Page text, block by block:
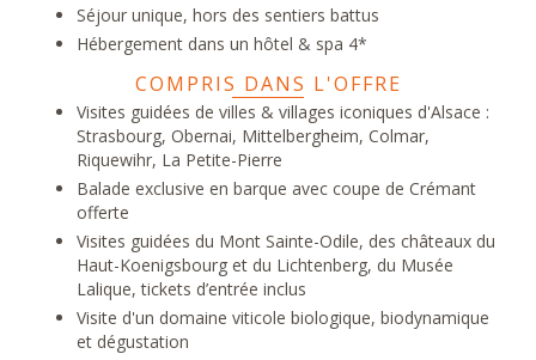
Séjour unique, hors des sentiers battus
Hébergement dans un hôtel & spa 4*
COMPRIS DANS L'OFFRE
Visites guidées de villes & villages iconiques d'Alsace :
Strasbourg, Obernai, Mittelbergheim, Colmar,
Riquewihr, La Petite-Pierre
Balade exclusive en barque avec coupe de Crémant
offerte
Visites guidées du Mont Sainte-Odile, des châteaux du
Haut-Koenigsbourg et du Lichtenberg, du Musée
Lalique, tickets d’entrée inclus
Visite d'un domaine viticole biologique, biodynamique
et dégustation